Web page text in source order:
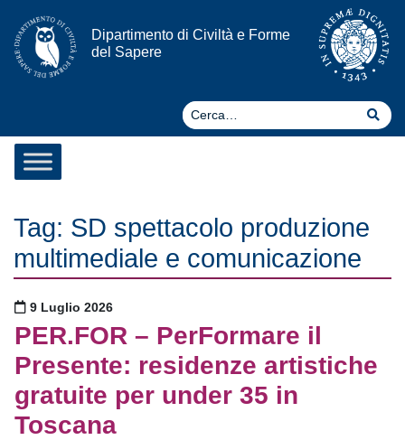
Vai al contenuto
Dipartimento di Civiltà e Forme
del Sapere
Tag: SD spettacolo produzione
multimediale e comunicazione
Pubblicato il
9 Luglio 2026
PER.FOR – PerFormare il
Presente: residenze artistiche
gratuite per under 35 in
Toscana